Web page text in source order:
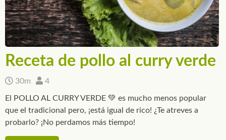
Receta de pollo al curry verde
30m 4
El POLLO AL CURRY VERDE 💚 es mucho menos popular
que el tradicional pero, ¡está igual de rico! ¿Te atreves a
probarlo? ¡No perdamos más tiempo!